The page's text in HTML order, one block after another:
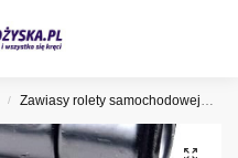
/ Zawiasy rolety samochodowej